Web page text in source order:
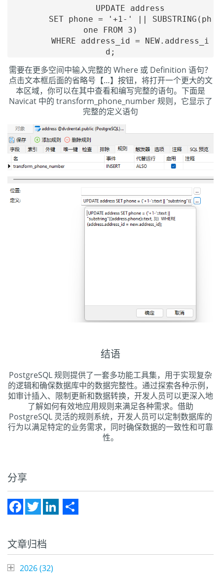
one FROM 3)
需要在更多空间中输入完整的 Where 或 Definition 语句？
点击文本框后面的省略号【…】按钮，将打开一个更大的文
本区域，你可以在其中查看和编写完整的语句。下面是
Navicat 中的 transform_phone_number 规则，它显示了
完整的定义语句
结语
PostgreSQL 规则提供了一套多功能工具集，用于实现复杂
的逻辑和确保数据库中的数据完整性。通过探索各种示例，
如审计插入、限制更新和数据转换，开发人员可以更深入地
了解如何有效地应用规则来满足各种需求。借助
PostgreSQL 灵活的规则系统，开发人员可以定制数据库的
行为以满足特定的业务需求，同时确保数据的一致性和可靠
性。
分享
文章归档
2026 (32)